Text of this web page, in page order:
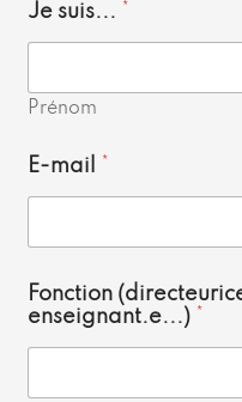
Je suis...
Prénom
E-mail
Fonction
enseignant.e...)